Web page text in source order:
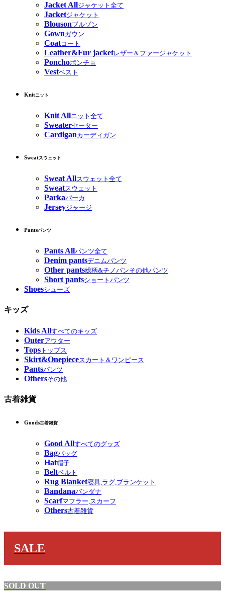
Jacket Allジャケット全て
Jacketジャケット
Blousonブルゾン
Gownガウン
Coatコート
Leather&Fur jacketレザー＆ファージャケット
Ponchoポンチョ
Vestベスト
Knitニット
Knit Allニット全て
Sweaterセーター
Cardiganカーディガン
Sweatスウェット
Sweat Allスウェット全て
Sweatスウェット
Parkaパーカ
Jerseyジャージ
Pantsパンツ
Pants Allパンツ全て
Denim pantsデニムパンツ
Other pants総柄&チノパンその他パンツ
Short pantsショートパンツ
Shoesシューズ
キッズ
Kids Allすべてのキッズ
Outerアウター
Tops トップス
Skirt&Onepieceスカート＆ワンピース
Pantsパンツ
Othersその他
古着雑貨
Goods古着雑貨
Good Allすべてのグッズ
Bagバッグ
Hat帽子
Beltベルト
Rug Blanket寝具,ラグ,ブランケット
Bandanaバンダナ
Scarfマフラー,スカーフ
Others古着雑貨
SALE
SOLD OUT